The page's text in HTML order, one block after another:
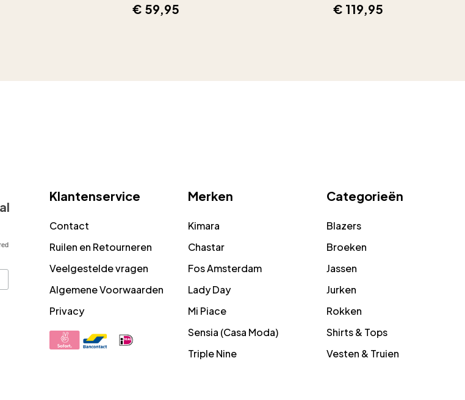
€ 59,95 € 119,95
Klantenservice
Contact
Ruilen en Retourneren
Veelgestelde vragen
Algemene Voorwaarden
Privacy
Merken
Kimara
Chastar
Fos Amsterdam
Lady Day
Mi Piace
Sensia (Casa Moda)
Triple Nine
Categorieën
Blazers
Broeken
Jassen
Jurken
Rokken
Shirts & Tops
Vesten & Truien